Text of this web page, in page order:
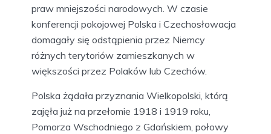
praw mniejszości narodowych. W czasie
konferencji pokojowej Polska i Czechosłowacja
domagały się odstąpienia przez Niemcy
różnych terytoriów zamieszkanych w
większości przez Polaków lub Czechów.
Polska żądała przyznania Wielkopolski, którą
zajęła już na przełomie 1918 i 1919 roku,
Pomorza Wschodniego z Gdańskiem, połowy